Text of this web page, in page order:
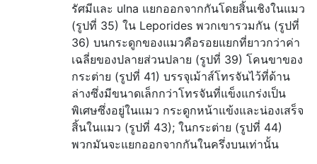
รัศมีและ ulna แยกออกจากกันโดยสิ้นเชิงในแมว
(รูปที่ 35) ใน Leporides พวกเขารวมกัน (รูปที่
36) บนกระดูกของแมวคือรอยแยกที่ยาวกว่าค่า
เฉลี่ยของปลายส่วนปลาย (รูปที่ 39) โคนขาของ
กระต่าย (รูปที่ 41) บรรจุเม้าส์โทรจันไว้ที่ด้าน
ล่างซึ่งมีขนาดเล็กกว่าโทรจันที่แข็งแกร่งเป็น
พิเศษซึ่งอยู่ในแมว กระดูกหน้าแข้งและน่องเสร็จ
สิ้นในแมว (รูปที่ 43); ในกระต่าย (รูปที่ 44)
พวกมันจะแยกออกจากกันในครึ่งบนเท่านั้น